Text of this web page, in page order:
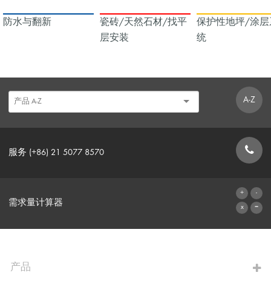
防水与翻新
瓷砖/天然石材/找平
层安装
保护性地坪/涂层
统
A-Z
服务 (+86) 21 5077 8570
需求量计算器
产品